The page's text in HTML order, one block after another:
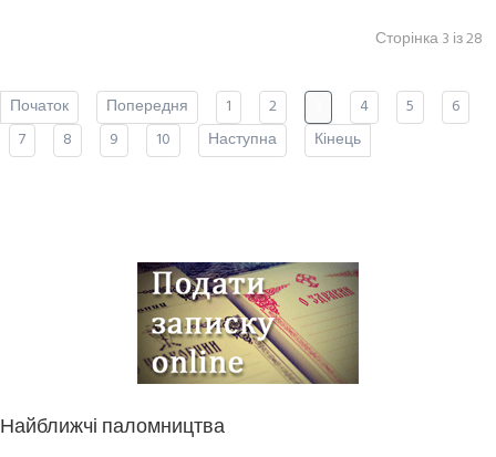
Сторінка 3 із 28
Початок Попередня 1 2 4 5
6
7
8 9 10 Наступна Кінець
Найближчі паломництва